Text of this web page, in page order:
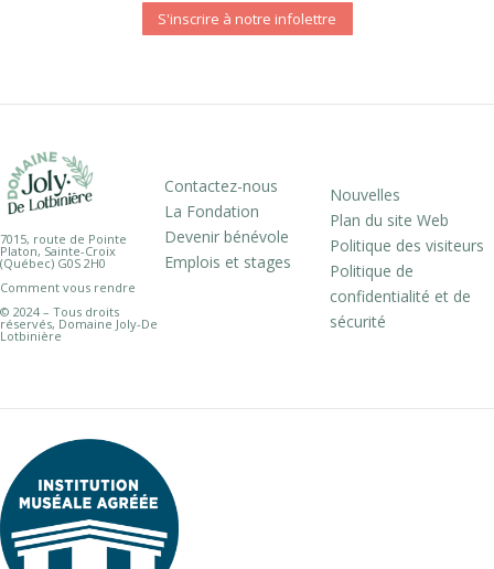
S'inscrire à notre infolettre
7015, route de Pointe
Platon, Sainte-Croix
(Québec) G0S 2H0
Comment vous rendre
© 2024 – Tous droits
réservés, Domaine Joly-De
Lotbinière
Contactez-nous
La Fondation
Devenir bénévole
Emplois et stages
Nouvelles
Plan du site Web
Politique des visiteurs
Politique de
confidentialité et de
sécurité